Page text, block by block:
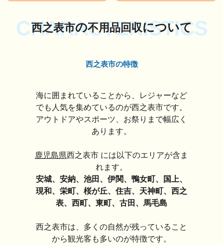
CHARACTERISTICS
西之表市の不用品回収について
西之表市の特徴
海に囲まれていることから、レジャーなど
でも人気を集めているのが西之表市です。
アウトドアやスポーツ、お祭りまで幅広く
あります。
鹿児島県西之表市 には以下のエリアが含ま
れます。
安城、安納、池田、伊関、鴨女町、国上、
現和、栄町、桜が丘、住吉、天神町、西之
表、西町、東町、古田、馬毛島
西之表市は、多くの自然が残っていること
から観光客も多いのが特徴です。